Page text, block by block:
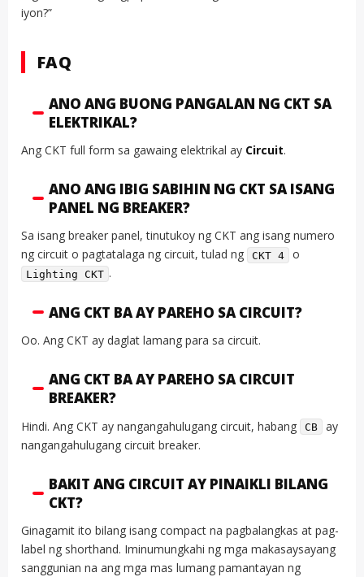
iyon?”
FAQ
ANO ANG BUONG PANGALAN NG CKT SA
ELEKTRIKAL?
Ang CKT full form sa gawaing elektrikal ay Circuit.
ANO ANG IBIG SABIHIN NG CKT SA ISANG
PANEL NG BREAKER?
Sa isang breaker panel, tinutukoy ng CKT ang isang numero
ng circuit o pagtatalaga ng circuit, tulad ng
CKT 4 o
Lighting CKT .
ANG CKT BA AY PAREHO SA CIRCUIT?
Oo. Ang CKT ay daglat lamang para sa circuit.
ANG CKT BA AY PAREHO SA CIRCUIT
BREAKER?
Hindi. Ang CKT ay nangangahulugang circuit, habang CB
ay
nangangahulugang circuit breaker.
BAKIT ANG CIRCUIT AY PINAIKLI BILANG
CKT?
Ginagamit ito bilang isang compact na pagbalangkas at pag-
label ng shorthand. Iminumungkahi ng mga makasaysayang
sanggunian na ang mga mas lumang pamantayan ng